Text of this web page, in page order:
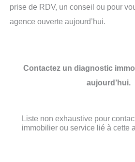
prise de RDV, un conseil ou pour
agence ouverte aujourd’hui.
Contactez un diagnostic
aujourd’hui.
Liste non exhaustive pour
immobilier ou service lié à cette